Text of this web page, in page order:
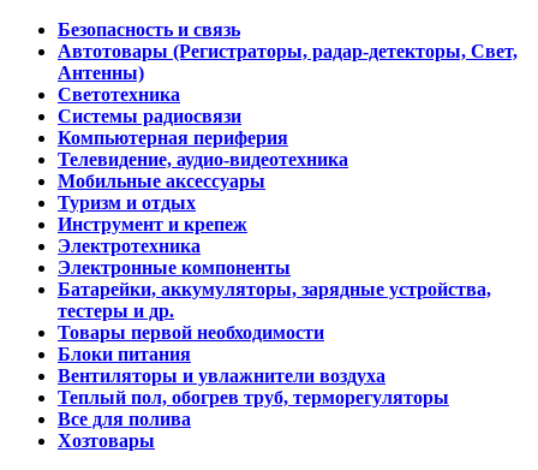
Безопасность и связь
Автотовары (Регистраторы, радар-детекторы, Свет,
Антенны)
Светотехника
Системы радиосвязи
Компьютерная периферия
Телевидение, аудио-видеотехника
Мобильные аксессуары
Туризм и отдых
Инструмент и крепеж
Электротехника
Электронные компоненты
Батарейки, аккумуляторы, зарядные устройства,
тестеры и др.
Товары первой необходимости
Блоки питания
Вентиляторы и увлажнители воздуха
Теплый пол, обогрев труб, терморегуляторы
Все для полива
Хозтовары